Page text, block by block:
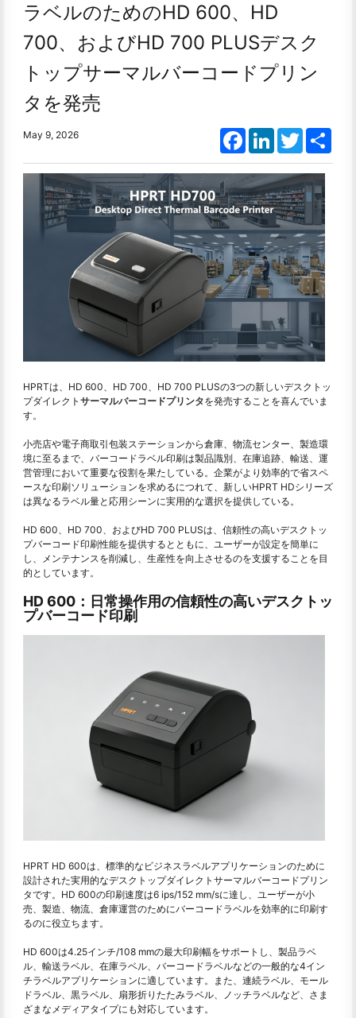
ラベルのためのHD 600、HD
700、およびHD 700 PLUSデスク
トップサーマルバーコードプリン
タを発売
May 9, 2026 FacebookLinkedInTwitter
HPRTは、HD 600、HD 700、HD 700 PLUSの3つの新しいデスクトッ
プダイレクト サーマルバーコードプリンタを発売することを喜んでいま
す。
小売店や電子商取引包装ステーションから倉庫、物流センター、製造環
境に至るまで、バーコードラベル印刷は製品識別、在庫追跡、輸送、運
営管理において重要な役割を果たしている。企業がより効率的で省スペ
ースな印刷ソリューションを求めるにつれて、新しいHPRT HDシリーズ
は異なるラベル量と応用シーンに実用的な選択を提供している。
HD 600、HD 700、およびHD 700 PLUSは、信頼性の高いデスクトッ
プバーコード印刷性能を提供するとともに、ユーザーが設定を簡単に
し、メンテナンスを削減し、生産性を向上させるのを支援することを目
的としています。
HD 600：日常操作用の信頼性の高いデスクトッ
プバーコード印刷
HPRT HD 600は、標準的なビジネスラベルアプリケーションのために
設計された実用的なデスクトップダイレクトサーマルバーコードプリン
タです。HD 600の印刷速度は6 ips/152 mm/sに達し、ユーザーが小
売、製造、物流、倉庫運営のためにバーコードラベルを効率的に印刷す
るのに役立ちます。
HD 600は4.25インチ/108 mmの最大印刷幅をサポートし、製品ラベ
ル、輸送ラベル、在庫ラベル、バーコードラベルなどの一般的な4イン
チラベルアプリケーションに適しています。また、連続ラベル、モール
ドラベル、黒ラベル、扇形折りたたみラベル、ノッチラベルなど、さま
ざまなメディアタイプにも対応しています。